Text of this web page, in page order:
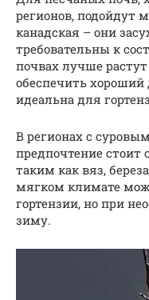
регионов, подойдут
канадская – они
требовательны к
почвах лучше
обеспечить
идеальна для
В регионах с
предпочтение стоит
таким как вяз,
мягком климате
гортензии, но при
зиму.